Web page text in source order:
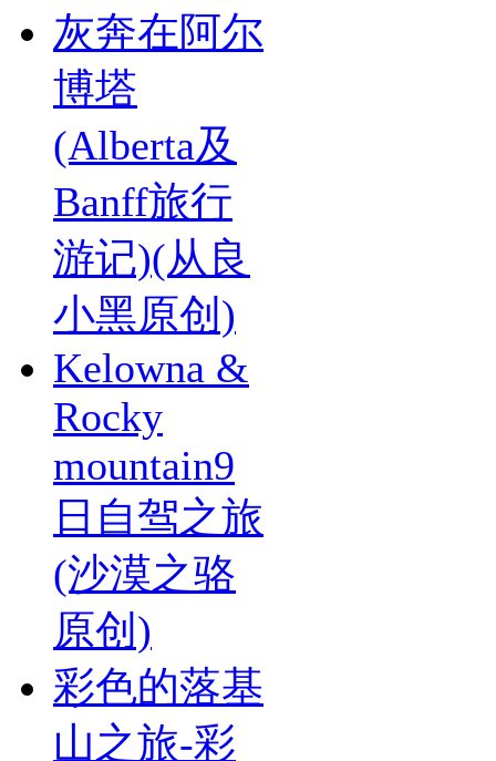
灰奔在阿尔
博塔
(Alberta及
Banff旅行
游记)(从良
小黑原创)
Kelowna &
Rocky
mountain9
日自驾之旅
(沙漠之骆
原创)
彩色的落基
山之旅-彩